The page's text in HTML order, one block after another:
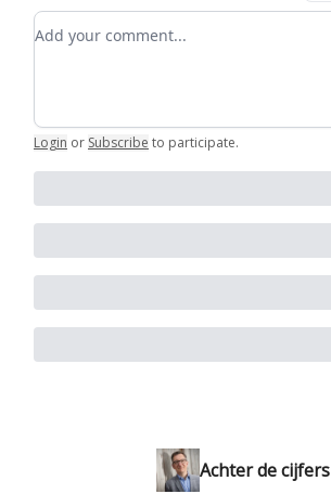
Add your comment
Login or Subscribe to participate.
Achter de cijfers